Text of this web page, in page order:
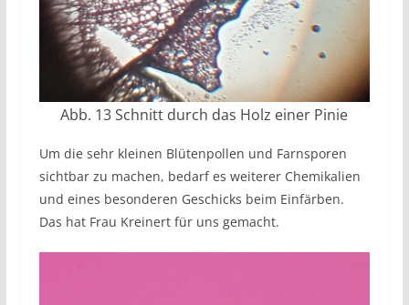
Abb. 13 Schnitt durch das Holz einer Pinie
Um die sehr kleinen Blütenpollen und Farnsporen
sichtbar zu machen, bedarf es weiterer Chemikalien
und eines besonderen Geschicks beim Einfärben.
Das hat Frau Kreinert für uns gemacht.